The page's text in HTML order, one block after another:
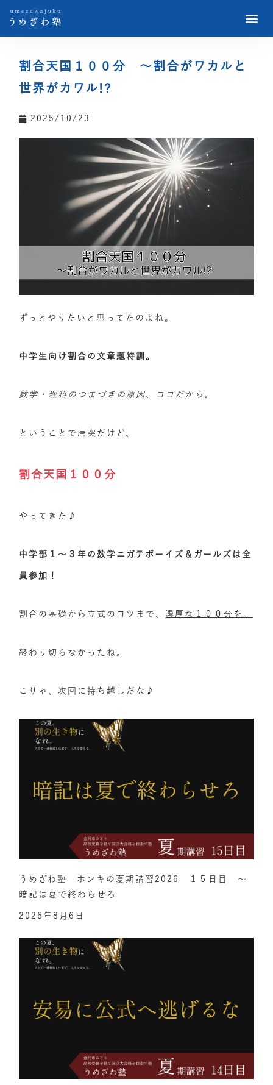
割合天国１００分 ～割合がワカルと
世界がカワル!?
2025/10/23
ずっとやりたいと思ってたのよね。
中学生向け割合の文章題特訓。
数学・理科のつまづきの原因、ココだから。
ということで唐突だけど、
割合天国１００分
やってきた♪
中学部１～３年の数学ニガテボーイズ＆ガールズは全
員参加！
割合の基礎から立式のコツまで、 濃厚な１００分を。
終わり切らなかったね。
こりゃ、次回に持ち越しだな♪
うめざわ塾 ホンキの夏期講習2026 １５日目 ～
暗記は夏で終わらせろ
2026年8月6日